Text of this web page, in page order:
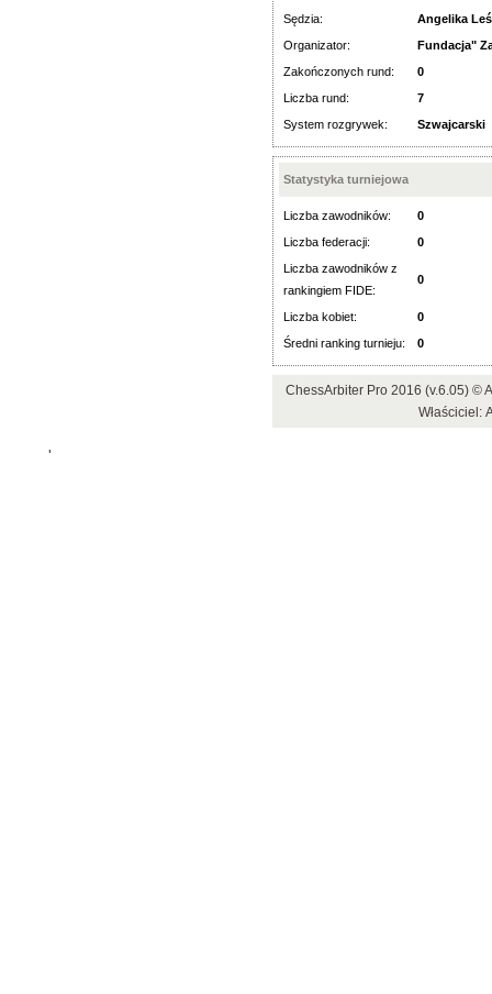
Sędzia:
Angelika
Organizator:
Fundacja"
Zakończonych rund:
0
Liczba rund:
7
System rozgrywek:
Szwajcarski
Statystyka turniejowa
Liczba zawodników:
0
Liczba federacji:
0
Liczba zawodników z
rankingiem FIDE:
0
Liczba kobiet:
0
Średni ranking turnieju:
0
ChessArbiter Pro 2016 (v.6.05)
Właściciel:
'